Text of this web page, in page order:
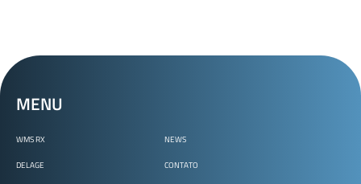
MENU
WMS RX
DELAGE
NEWS
CONTATO